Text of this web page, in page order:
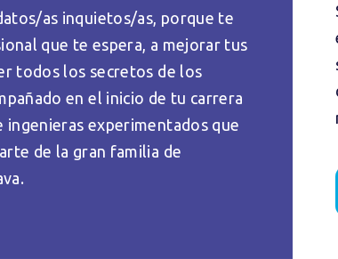
as inquietos/as, porque te
que te espera, a mejorar tus
todos los secretos de los
en el inicio de tu carrera
experimentados que
de la gran familia de